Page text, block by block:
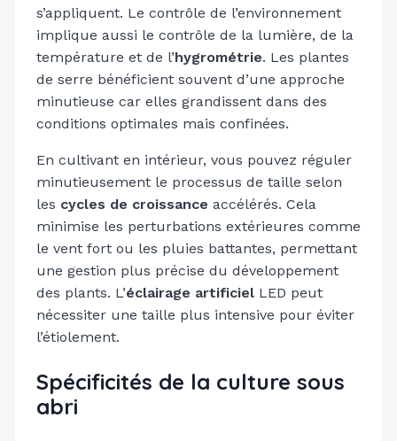
s’appliquent. Le contrôle de l’environnement
implique aussi le contrôle de la lumière, de la
température et de l’hygrométrie. Les plantes
de serre bénéficient souvent d’une approche
minutieuse car elles grandissent dans des
conditions optimales mais confinées.
En cultivant en intérieur, vous pouvez réguler
minutieusement le processus de taille selon
les cycles de croissance accélérés. Cela
minimise les perturbations extérieures comme
le vent fort ou les pluies battantes, permettant
une gestion plus précise du développement
des plants. L’éclairage artificielLED peut
nécessiter une taille plus intensive pour éviter
l’étiolement.
Spécificités de la culture sous
abri